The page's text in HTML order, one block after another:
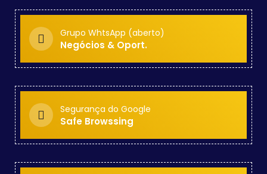
Grupo WhtsApp (aberto)
Negócios & Oport.
Segurança do Google
Safe Browssing